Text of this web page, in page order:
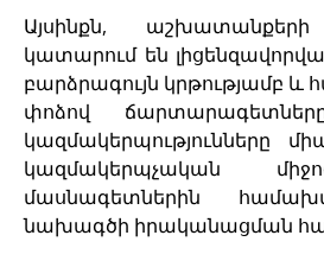
Այսինքն,
կատարում են
բարձրագույն
փոձով
կազմակերպությունները
կազմակերպչական
մասնագետներին
նախագծի իրականացման